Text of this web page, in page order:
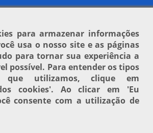
para armazenar informações
usa o nosso site e as páginas
para tornar sua experiência a
possível. Para entender os tipos
que utilizamos, clique em
cookies'. Ao clicar em 'Eu
consente com a utilização de